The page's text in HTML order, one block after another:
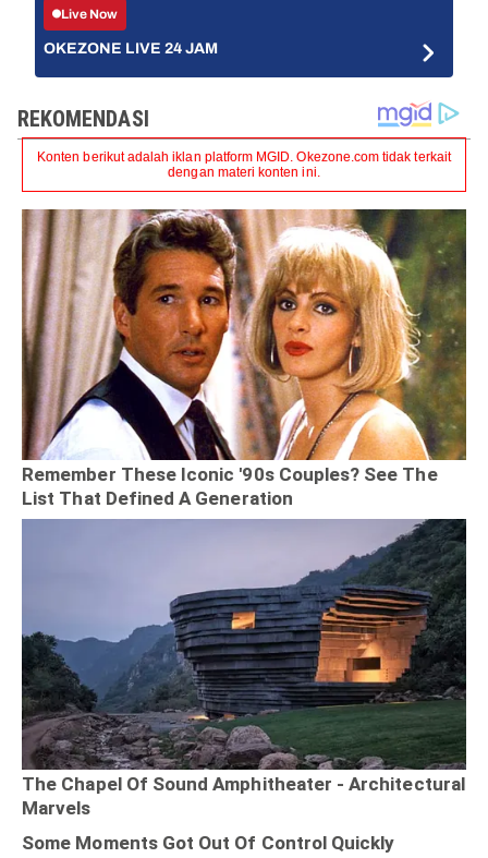
Live Now
OKEZONE LIVE 24 JAM